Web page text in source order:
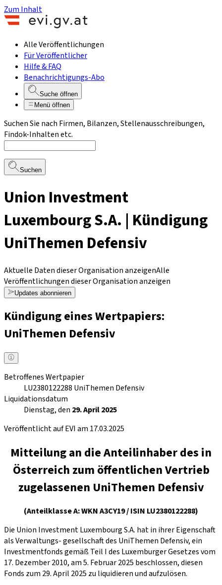
Zum Inhalt
Alle Veröffentlichungen
Für Veröffentlicher
Hilfe & FAQ
Benachrichtigungs-Abo
Suche öffnen
Menü öffnen
Suchen Sie nach Firmen, Bilanzen, Stellenausschreibungen,
Findok-Inhalten etc.
Suchen
Union Investment
Luxembourg S.A. | Kündigung
UniThemen Defensiv
Aktuelle Daten dieser Organisation anzeigenAlle
Veröffentlichungen dieser Organisation anzeigen
Updates abonnieren
Kündigung eines Wertpapiers:
UniThemen Defensiv
Betroffenes Wertpapier
LU2380122288 UniThemen Defensiv
Liquidationsdatum
Dienstag, den 29. April 2025
Veröffentlicht auf EVI am 17.03.2025
Mitteilung an die Anteilinhaber des in
Österreich zum öffentlichen Vertrieb
zugelassenen UniThemen Defensiv
(Anteilklasse A: WKN A3CY19 / ISIN LU2380122288)
Die Union Investment Luxembourg S.A. hat in ihrer Eigenschaft
als Verwaltungs- gesellschaft des UniThemen Defensiv, ein
Investmentfonds gemäß Teil I des Luxemburger Gesetzes vom
17. Dezember 2010, am 5. Februar 2025 beschlossen, diesen
Fonds zum 29. April 2025 zu liquidieren und aufzulösen.